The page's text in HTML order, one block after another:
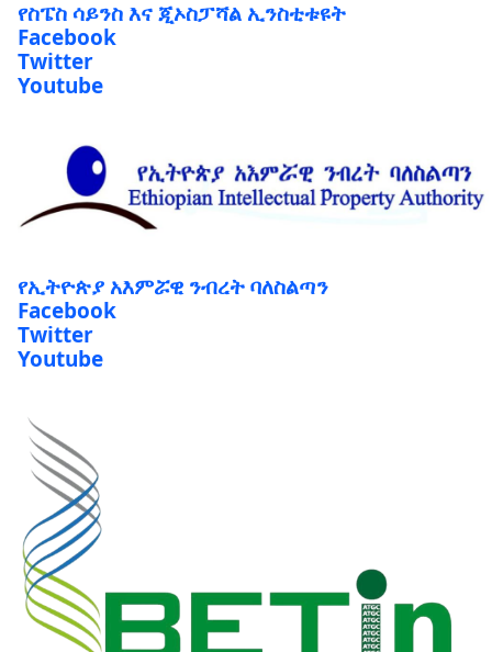
የስፔስ ሳይንስ እና ጂኦስፓሻል ኢንስቲቱዩት
Facebook
Twitter
Youtube
የኢትዮጵያ አእምሯዊ ንብረት ባለስልጣን
Facebook
Twitter
Youtube